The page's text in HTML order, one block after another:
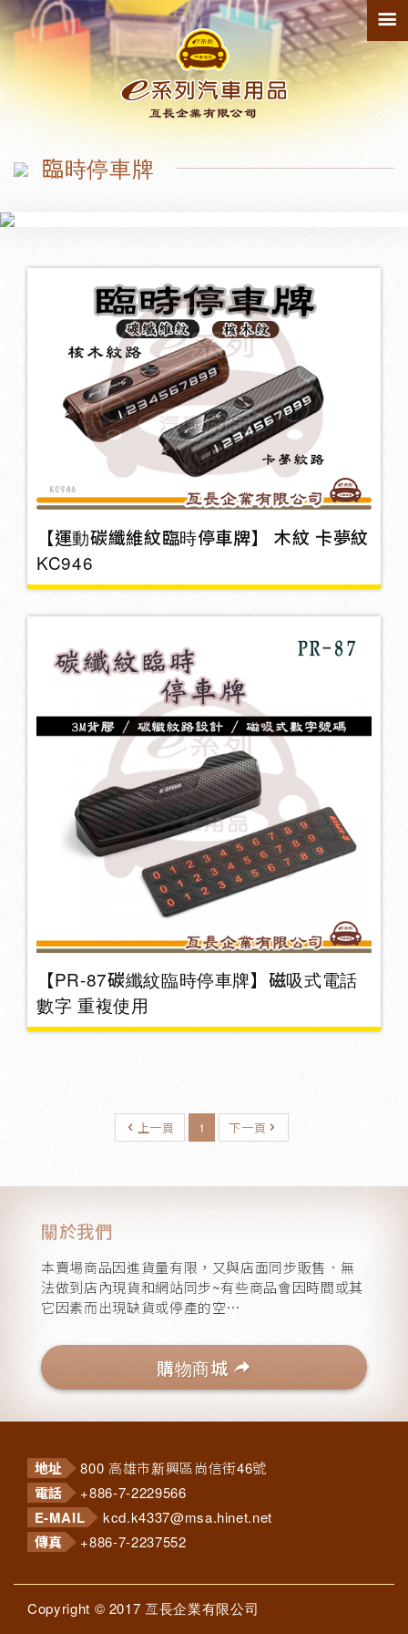
臨時停車牌
【運動碳纖維紋臨時停車牌】 木紋 卡夢紋
KC946
【PR-87碳纖紋臨時停車牌】磁吸式電話
數字 重複使用
上一頁 1 下一頁
最新產品 150
寵物墊
輪拱 1
臨時停車牌 2
行車紀錄器支架
蠟品32
托盤 1
香水/擴香瓶/香片15
菸灰缸 2
垃圾桶
鑰匙圈/吊飾 3
網兜 2
保養劑/補胎劑 2
反光片/貼紙26
車外絡鏡/藍鏡
靜電條
風嘴帽12
關於我們
本賣場商品因進貨量有限，又與店面同步販售．無
法做到店內現貨和網站同步~有些商品會因時間或其
它因素而出現缺貨或停產的空⋯
購物商城
地址 800 高雄市新興區尚信街46號
電話 +886-7-2229566
E-MAIL kcd.k4337@msa.hinet.net
傳真 +886-7-2237552
Copyright © 2017 亙長企業有限公司